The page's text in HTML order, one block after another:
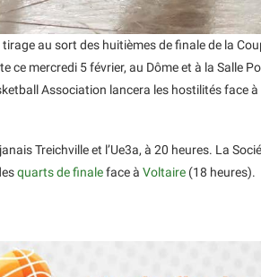
au sort des huitièmes de finale de la
ce mercredi 5 février, au Dôme et à la Salle
Association lancera les hostilités face à
Treichville et l’Ue3a, à 20 heures. La
quarts de finaleface à Voltaire (18 heures).